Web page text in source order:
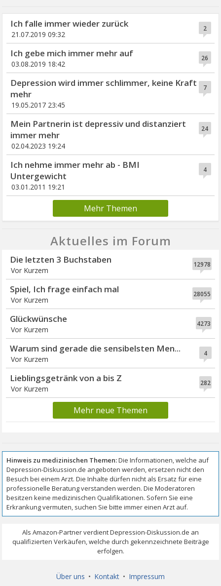
2
Ich falle immer wieder zurück
21.07.2019 09:32
26
Ich gebe mich immer mehr auf
03.08.2019 18:42
7
Depression wird immer schlimmer, keine Kraft
mehr
19.05.2017 23:45
24
Mein Partnerin ist depressiv und distanziert
immer mehr
02.04.2023 19:24
4
Ich nehme immer mehr ab - BMI
Untergewicht
03.01.2011 19:21
Mehr Themen
Aktuelles im Forum
12978
Die letzten 3 Buchstaben
Vor Kurzem
28055
Spiel, Ich frage einfach mal
Vor Kurzem
4273
Glückwünsche
Vor Kurzem
4
Warum sind gerade die sensibelsten Men...
Vor Kurzem
282
Lieblingsgetränk von a bis Z
Vor Kurzem
Mehr neue Themen
Über uns • Kontakt • Impressum